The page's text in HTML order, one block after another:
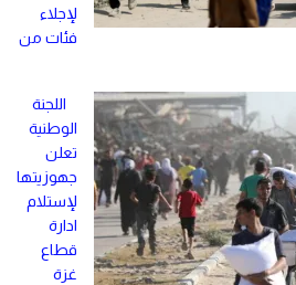
لإجلاء
فئات من
اللجنة
الوطنية
تعلن
جهوزيتها
لإستلام
ادارة
قطاع
غزة